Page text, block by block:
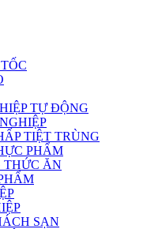
TỰ ĐỘNG
TIỆT TRÙNG
PHẨM
THỨC ĂN
SẠN